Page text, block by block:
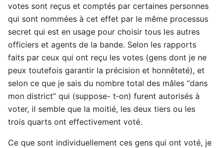
votes sont reçus et comptés par certaines personnes
qui sont nommées à cet effet par le même processus
secret qui est en usage pour choisir tous les autres
officiers et agents de la bande. Selon les rapports
faits par ceux qui ont reçu les votes (gens dont je ne
peux toutefois garantir la précision et honnêteté), et
selon ce que je sais du nombre total des mâles “dans
mon district” qui (suppose- t‑on) furent autorisés à
voter, il semble que la moitié, les deux tiers ou les
trois quarts ont effectivement voté.
Ce que sont individuellement ces gens qui ont voté, je